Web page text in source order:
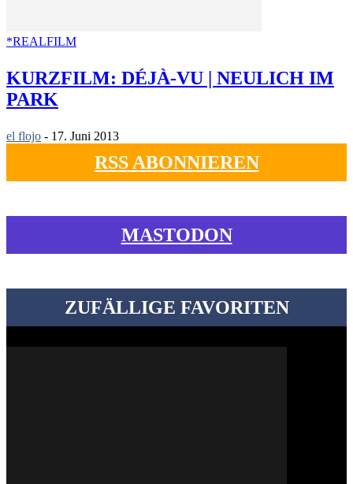
*REALFILM
KURZFILM: DÉJÀ-VU | NEULICH IM
PARK
el flojo - 17. Juni 2013
RSS ABONNIEREN
MASTODON
ZUFÄLLIGE FAVORITEN